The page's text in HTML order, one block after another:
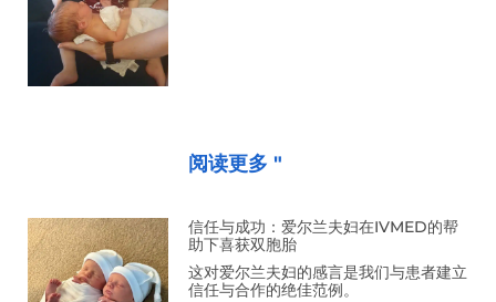
阅读更多 "
信任与成功：爱尔兰夫妇在IVMED的帮
助下喜获双胞胎
这对爱尔兰夫妇的感言是我们与患者建立
信任与合作的绝佳范例。